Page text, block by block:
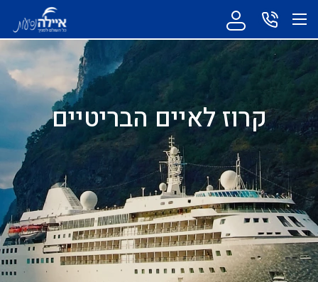
קרוז לאיים הבריטיים